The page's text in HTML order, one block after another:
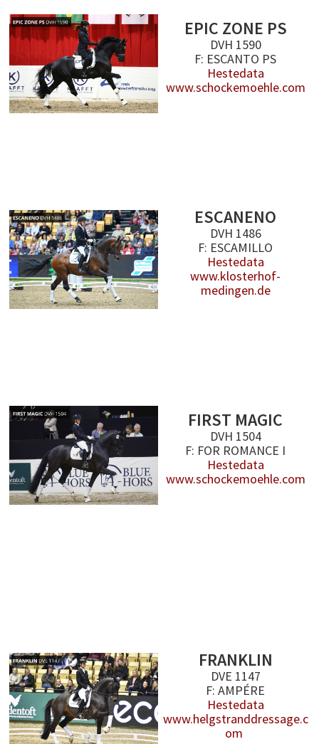
EPIC ZONE PS
DVH 1590
F: ESCANTO PS
Hestedata
www.schockemoehle.com
ESCANENO
DVH 1486
F: ESCAMILLO
Hestedata
www.klosterhof-
medingen.de
FIRST MAGIC
DVH 1504
F: FOR ROMANCE I
Hestedata
www.schockemoehle.com
FRANKLIN
DVE 1147
F: AMPÉRE
Hestedata
www.helgstranddressage.c
om